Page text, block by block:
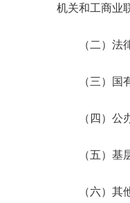
机关和工商业
（二）法律
（三）国有
（四）公办
（五）基层
（六）其他